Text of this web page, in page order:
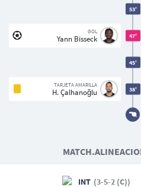
38'
TARJETA AMARILLA
H. Çalhanoğlu
45'
47'
GOL
Yann Bisseck
53'
INT (3-5-2 (C))